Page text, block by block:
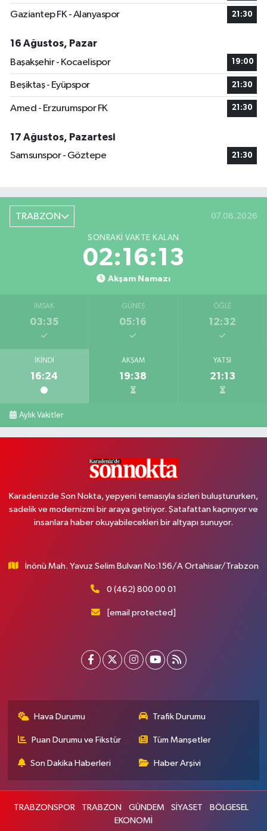
Gaziantep FK - Alanyaspor 21:30
16 Ağustos, Pazar
Başakşehir - Kocaelispor
19:00
Beşiktaş - Eyüpspor 21:30
Amed - Erzurumspor FK 21:30
17 Ağustos, Pazartesi
Samsunspor - Göztepe
21:30
TRABZON 07.08.2026
SONRAKI VAKTE KALAN
02:16:13
Akşam Namazı
İMSAK
03:35
GÜNEŞ
05:16
ÖĞLE
12:32
İKINDI
16:24
AKŞAM
19:38
YATSI
21:13
Aylık Vakitler
Karadenizde Son Nokta, yepyeni temasıyla sizleri buluştururken,
sadelik ve modernizmi bir araya getiriyor. Şatafattan kaçınıyor ve
insanlara haber okuyabilecekleri bir altyapı sunuyor.
İnönü Mah. Yavuz Selim Bulvarı No:156/A Ortahisar/Trabzon
0 (462) 800 00 01
[email protected]
Hava Durumu Trafik Durumu
Puan Durumu ve Fikstür Tüm Manşetler
Son Dakika Haberleri Haber Arşivi
TRABZONSPOR TRABZON GÜNDEM SİYASET
BÖLGESEL
EKONOMİ